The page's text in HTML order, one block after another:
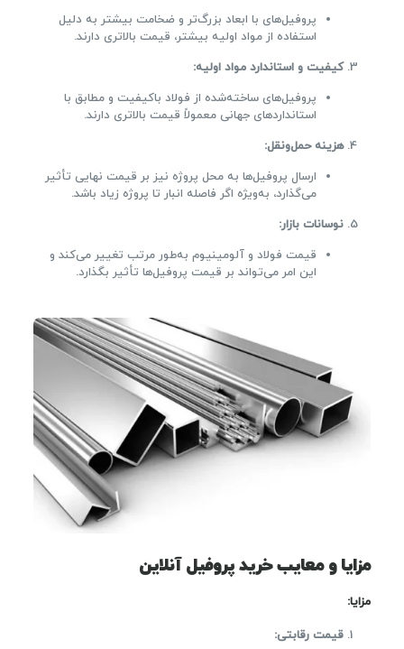
پروفیل‌های با ابعاد بزرگ‌تر و ضخامت بیشتر به دلیل
استفاده از مواد اولیه بیشتر، قیمت بالاتری دارند.
کیفیت و استاندارد مواد اولیه:
پروفیل‌های ساخته‌شده از فولاد باکیفیت و مطابق با
استانداردهای جهانی معمولاً قیمت بالاتری دارند.
هزینه حمل‌ونقل:
ارسال پروفیل‌ها به محل پروژه نیز بر قیمت نهایی تأثیر
می‌گذارد، به‌ویژه اگر فاصله انبار تا پروژه زیاد باشد.
نوسانات بازار:
قیمت فولاد و آلومینیوم به‌طور مرتب تغییر می‌کند و
این امر می‌تواند بر قیمت پروفیل‌ها تأثیر بگذارد.
مزایا و معایب خرید پروفیل آنلاین
مزایا:
قیمت رقابتی: